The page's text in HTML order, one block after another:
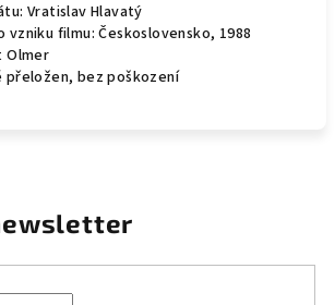
Vratislav Hlavatý
vzniku filmu: Československo, 1988
Olmer
přeložen, bez poškození